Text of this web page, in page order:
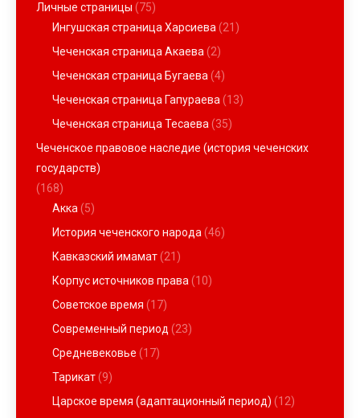
Личные страницы (75)
Ингушская страница Харсиева (21)
Чеченская страница Акаева (2)
Чеченская страница Бугаева (4)
Чеченская страница Гапураева (13)
Чеченская страница Тесаева (35)
Чеченское правовое наследие (история чеченских
государств)
(168)
Акка (5)
История чеченского народа (46)
Кавказский имамат(21)
Корпус источников права (10)
Советское время (17)
Современный период (23)
Средневековье (17)
Тарикат(9)
Царское время (адаптационный период) (12)